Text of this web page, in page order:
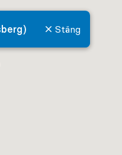
Stäng